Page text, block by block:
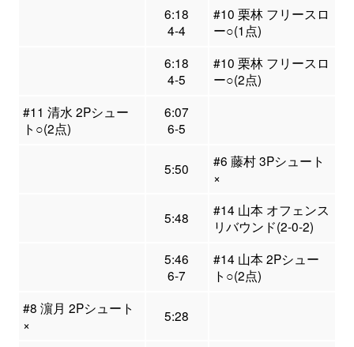
6:18
4-4
#10 栗林 フリースロ
ー○(1点)
6:18
4-5
#10 栗林 フリースロ
ー○(2点)
#11 清水 2Pシュー
ト○(2点)
6:07
6-5
5:50
#6 藤村 3Pシュート
×
5:48
#14 山本 オフェンス
リバウンド(2-0-2)
5:46
6-7
#14 山本 2Pシュー
ト○(2点)
#8 濵月 2Pシュート
×
5:28